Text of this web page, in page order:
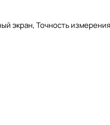
экран, Точность